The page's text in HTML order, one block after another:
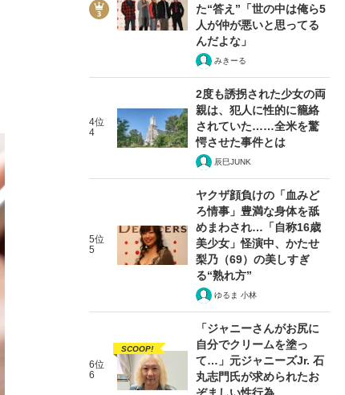
た“答え”「世の中は俺ら5
人が仲が悪いと思ってる
んだよな」
みきーる
4位
4
2度も誘拐された少女の両
親は、犯人に性的に籠絡
されていた……全米を驚
愕させた事件とは
辰巳JUNK
5位
5
ヤクザ顔負けの「血みど
ろ情事」豊満な身体を舐
めまわされ…「自称16歳
美少女」怪演中、かたせ
梨乃（69）の美しすぎ
る“熟れ方”
ゆるま 小林
6位
6
SCOOP!
「ジャニーさんがお尻に
自分でクリームを塗っ
て…」元ジャニーズJr. 石
丸志門氏が求められたお
ぞましい性行為